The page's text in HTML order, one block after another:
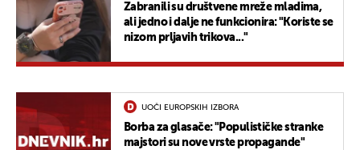
Zabranili su društvene mreže mladima,
ali jedno i dalje ne funkcionira: "Koriste se
nizom prljavih trikova..."
UOČI EUROPSKIH IZBORA
Borba za glasače: "Populističke stranke
majstori su nove vrste propagande"